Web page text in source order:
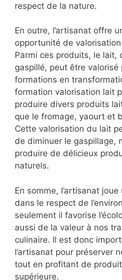
respect de la nature.
En outre, l’artisanat offre
opportunité de
Parmi ces produits, le lait,
gaspillé, peut être valorisé
formations en
formation valorisation lait
produire divers produits
que le fromage, yaourt et
Cette valorisation du lait
de diminuer le gaspillage,
produire de délicieux
naturels.
En somme, l’artisanat
dans le respect de
seulement il favorise
aussi de la valeur à nos
culinaire. Il est donc
l’artisanat pour préserver
tout en profitant de
supérieure.